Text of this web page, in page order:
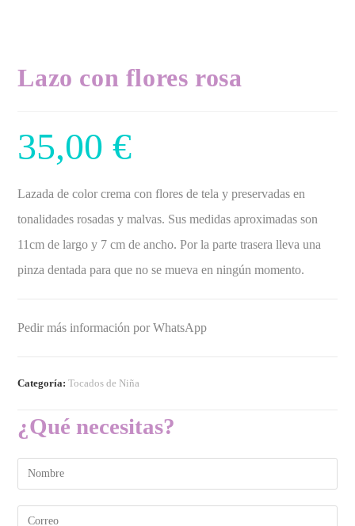
Lazo con flores rosa
35,00€
Lazada de color crema con flores de tela y preservadas en
tonalidades rosadas y malvas. Sus medidas aproximadas son
11cm de largo y 7 cm de ancho. Por la parte trasera lleva una
pinza dentada para que no se mueva en ningún momento.
Pedir más información por WhatsApp
Categoría:Tocados de Niña
¿Qué necesitas?